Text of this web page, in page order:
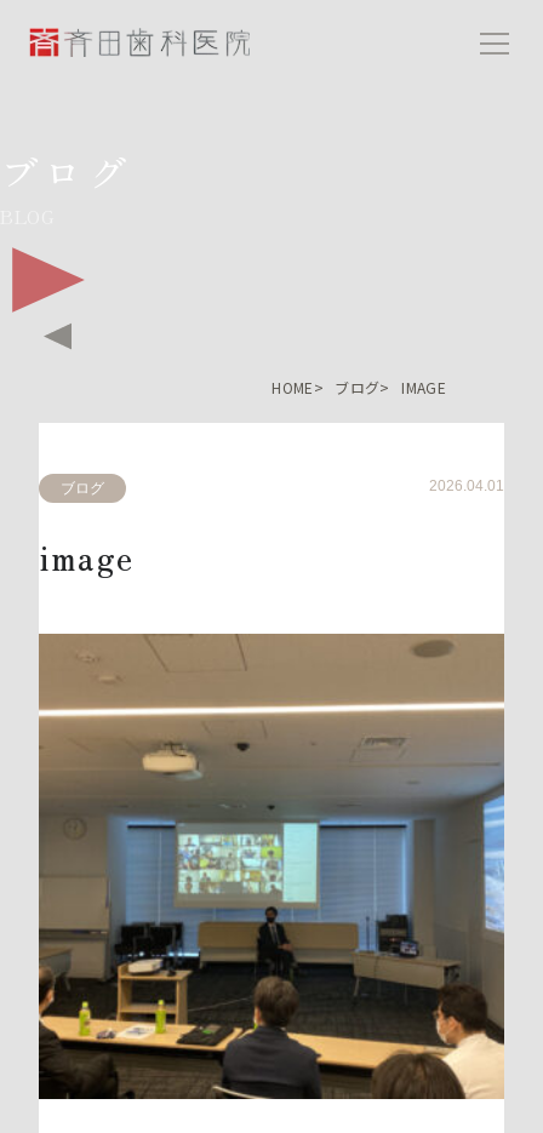
斉田歯科医院
ブログ
HOME ブログ IMAGE
ブログ 2026.04.01
image